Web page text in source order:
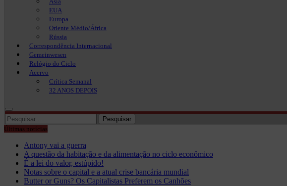
EUA
Europa
Oriente Médio/África
Rússia
Correspondência Internacional
Gemeinwesen
Relógio do Ciclo
Acervo
Crítica Semanal
32 ANOS DEPOIS
Pesquisar
por:
Últimas notícias
Antony vai a guerra
A questão da habitação e da alimentação no ciclo econômico
É a lei do valor, estúpido!
Notas sobre o capital e a atual crise bancária mundial
Butter or Guns? Os Capitalistas Preferem os Canhões